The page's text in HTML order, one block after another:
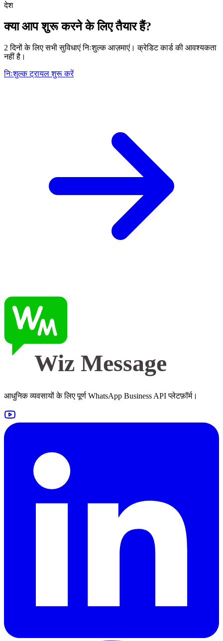
देश
क्या आप शुरू करने के लिए तैयार हैं?
2 दिनों के लिए सभी सुविधाएं निःशुल्क आज़माएं। क्रेडिट कार्ड की आवश्यकता
नहीं है।
निःशुल्क ट्रायल शुरू करें
Wiz Message
आधुनिक व्यवसायों के लिए पूर्ण WhatsApp Business API प्लेटफ़ॉर्म।